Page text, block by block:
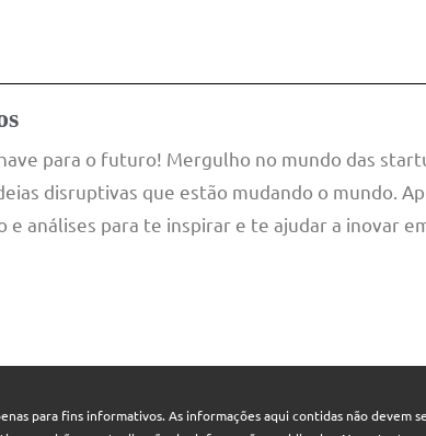
para o futuro! Mergulho no mundo das
disruptivas que estão mudando o mundo.
e análises para te inspirar e te ajudar a inovar
para fins informativos. As informações aqui contidas não devem